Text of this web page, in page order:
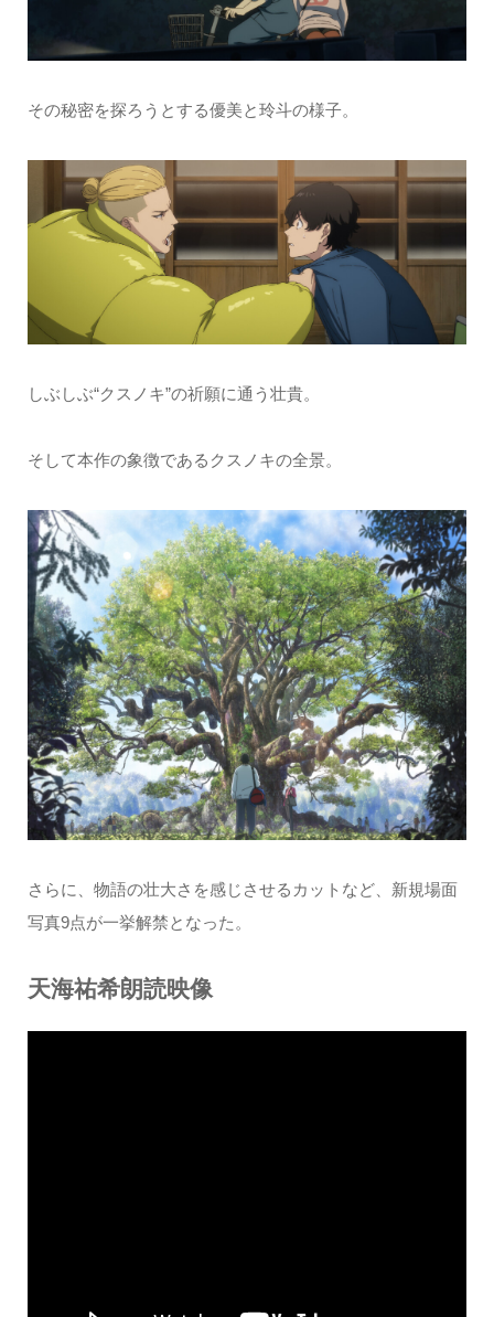
その秘密を探ろうとする優美と玲斗の様子。
しぶしぶ“クスノキ”の祈願に通う壮貴。
そして本作の象徴であるクスノキの全景。
さらに、物語の壮大さを感じさせるカットなど、新規場面
写真9点が一挙解禁となった。
天海祐希朗読映像